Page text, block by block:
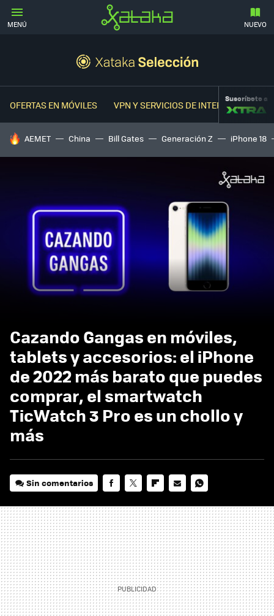
MENÚ NUEVO
OFERTAS EN MÓVILES VPN Y SERVICIOS DE INTERNETSuscríbete a
HOY SE HABLA DE
AEMET China Bill Gates Generación Z iPhone 18
Cazando Gangas en móviles,
tablets y accesorios: el iPhone
de 2022 más barato que puedes
comprar, el smartwatch
TicWatch 3 Pro es un chollo y
más
Sin comentarios
MAIL